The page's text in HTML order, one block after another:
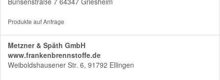
Produkte auf Anfrage
Metzner & Späth GmbH
www.frankenbrennstoffe.de
Weiboldshausener Str. 6, 91792 Ellingen